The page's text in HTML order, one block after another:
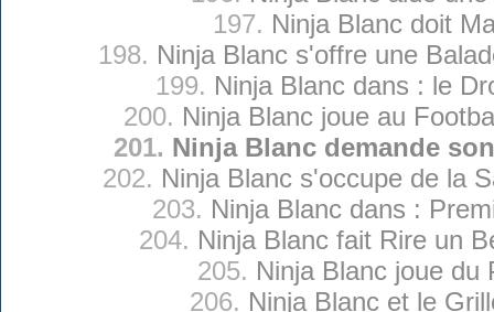
197. Ninja Blanc doit
198. Ninja Blanc s'offre une
199. Ninja Blanc dans : le
200. Ninja Blanc joue au
201. Ninja Blanc demande
202. Ninja Blanc s'occupe de la
203. Ninja Blanc dans :
204. Ninja Blanc fait Rire un
205. Ninja Blanc joue du
206. Ninja Blanc et le